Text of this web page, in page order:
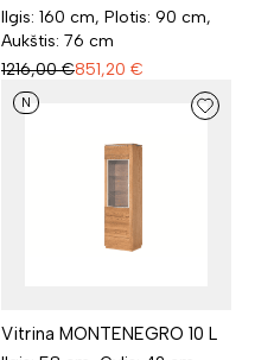
Ilgis: 160 cm, Plotis: 90 cm,
Aukštis: 76 cm
1216,00 €851,20 €
N
Vitrina MONTENEGRO 10 L